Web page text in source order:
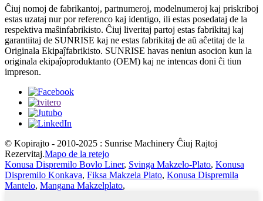
Ĉiuj nomoj de fabrikantoj, partnumeroj, modelnumeroj kaj priskriboj
estas uzataj nur por referenco kaj identigo, ili estas posedataj de la
respektiva maŝinfabrikisto. Ĉiuj liveritaj partoj estas fabrikitaj kaj
garantiitaj de SUNRISE kaj ne estas fabrikitaj de aŭ aĉetitaj de la
Originala Ekipaĵfabrikisto. SUNRISE havas neniun asocion kun la
originala ekipaĵoproduktanto (OEM) kaj ne intencas doni ĉi tiun
impreson.
© Kopirajto - 2010-2025 : Sunrise Machinery Ĉiuj Rajtoj
Rezervitaj.Mapo de la retejo
Konusa Dispremilo Bovlo Liner, Svinga Makzelo-Plato, Konusa
Dispremilo Konkava, Fiksa Makzela Plato, Konusa Dispremila
Mantelo, Mangana Makzelplato,